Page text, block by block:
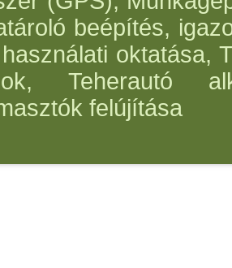
beépítés,
oktatása,
Teherautó
felújítása